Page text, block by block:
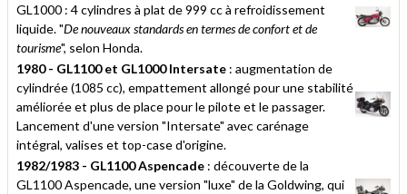
GL1000 : 4 cylindres à plat de 999 cc à refroidissement
liquide. "De nouveaux standards en termes de confort et de
tourisme", selon Honda.
1980 - GL1100 et GL1000 Intersate : augmentation de
cylindrée (1085 cc), empattement allongé pour une stabilité
améliorée et plus de place pour le pilote et le passager.
Lancement d'une version "Intersate" avec carénage
intégral, valises et top-case d'origine.
1982/1983 - GL1100 Aspencade : découverte de la
GL1100 Aspencade, une version "luxe" de la Goldwing, qui